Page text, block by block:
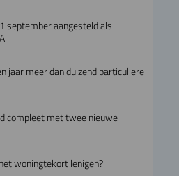
september aangesteld als
jaar meer dan duizend particuliere
compleet met twee nieuwe
woningtekort lenigen?